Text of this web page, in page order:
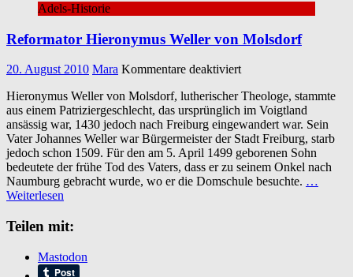
Adels-Historie
Reformator Hieronymus Weller von Molsdorf
20. August 2010 Mara Kommentare deaktiviertfür
Hieronymus
Weller
von
Molsdorf
Hieronymus Weller von Molsdorf, lutherischer Theologe, stammte
aus einem Patriziergeschlecht, das ursprünglich im Voigtland
ansässig war, 1430 jedoch nach Freiburg eingewandert war. Sein
Vater Johannes Weller war Bürgermeister der Stadt Freiburg, starb
jedoch schon 1509. Für den am 5. April 1499 geborenen Sohn
bedeutete der frühe Tod des Vaters, dass er zu seinem Onkel nach
Naumburg gebracht wurde, wo er die Domschule besuchte. …
Weiterlesen
Teilen mit:
Mastodon